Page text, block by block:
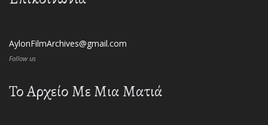
AylonFilmArchives@gmail.com
Follow us
Το Αρχείο Με Μια Ματιά